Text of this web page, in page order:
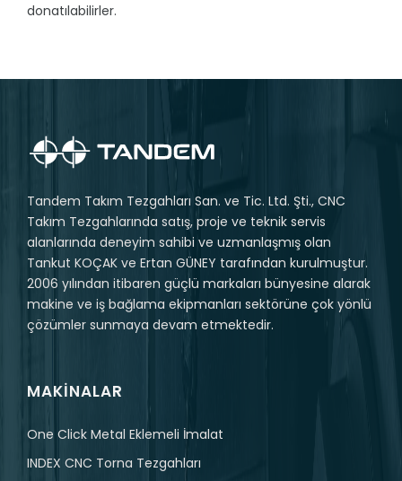
donatılabilirler.
Tandem Takım Tezgahları San. ve Tic. Ltd. Şti., CNC
Takım Tezgahlarında satış, proje ve teknik servis
alanlarında deneyim sahibi ve uzmanlaşmış olan
Tankut KOÇAK ve Ertan GÜNEY tarafından kurulmuştur.
2006 yılından itibaren güçlü markaları bünyesine alarak
makine ve iş bağlama ekipmanları sektörüne çok yönlü
çözümler sunmaya devam etmektedir.
MAKINALAR
One Click Metal Eklemeli İmalat
INDEX CNC Torna Tezgahları